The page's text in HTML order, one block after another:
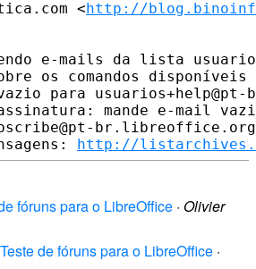
<http://
e-mails da lista
os comandos
para usuarios+help@pt-
mande e-mail
br.libreoffice.org
http://
fóruns para o LibreOffice · Olivier
de fóruns para o LibreOffice ·